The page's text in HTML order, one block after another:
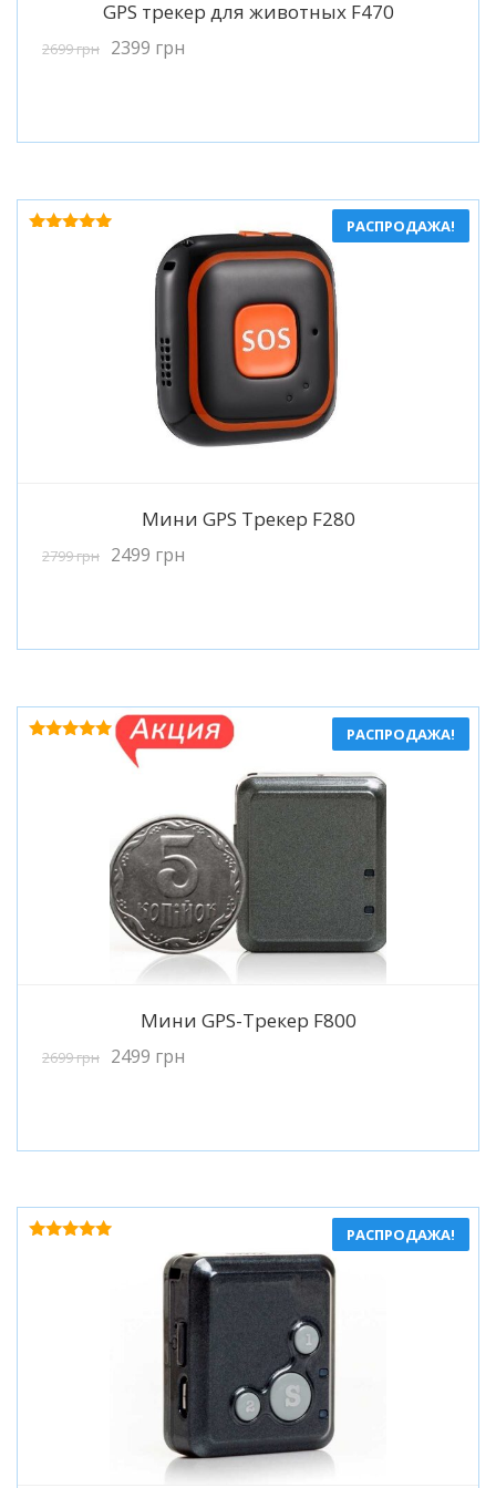
GPS трекер для животных F470
2699грн 2399 грн
РАСПРОДАЖА!
Подробнее
Мини GPS Трекер F280
2799грн 2499 грн
РАСПРОДАЖА!
Подробнее
Мини GPS-Трекер F800
2699грн 2499 грн
РАСПРОДАЖА!